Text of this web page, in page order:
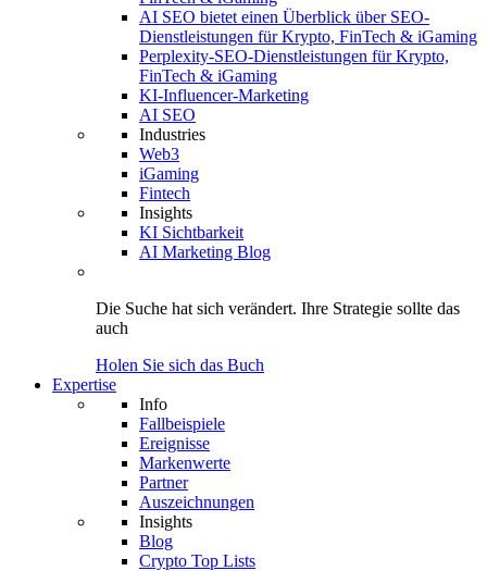
AI SEO bietet einen Überblick über SEO-
Dienstleistungen für Krypto, FinTech & iGaming
Perplexity-SEO-Dienstleistungen für Krypto,
FinTech & iGaming
KI-Influencer-Marketing
AI SEO
Industries
Web3
iGaming
Fintech
Insights
KI Sichtbarkeit
AI Marketing Blog
Die Suche hat sich verändert. Ihre Strategie sollte das
auch
Holen Sie sich das Buch
Expertise
Info
Fallbeispiele
Ereignisse
Markenwerte
Partner
Auszeichnungen
Insights
Blog
Crypto Top Lists